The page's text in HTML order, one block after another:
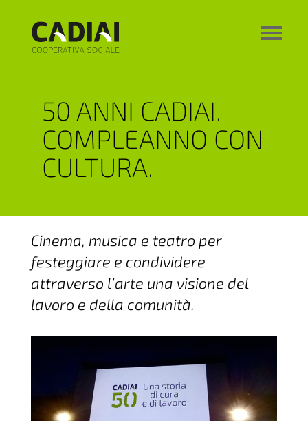
50 ANNI CADIAI.
COMPLEANNO CON
CULTURA.
Cinema, musica e teatro per
festeggiare e condividere
attraverso l’arte una visione del
lavoro e della comunità.